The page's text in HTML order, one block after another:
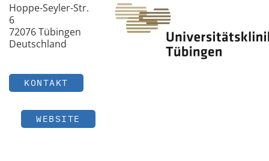
Hoppe-Seyler-Str.
6
72076 Tübingen
Deutschland
KONTAKT
WEBSITE